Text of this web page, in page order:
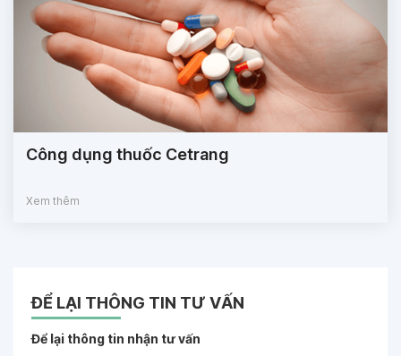
Công dụng thuốc Cetrang
Xem thêm
ĐỂ LẠI THÔNG TIN TƯ VẤN
Để lại thông tin nhận tư vấn